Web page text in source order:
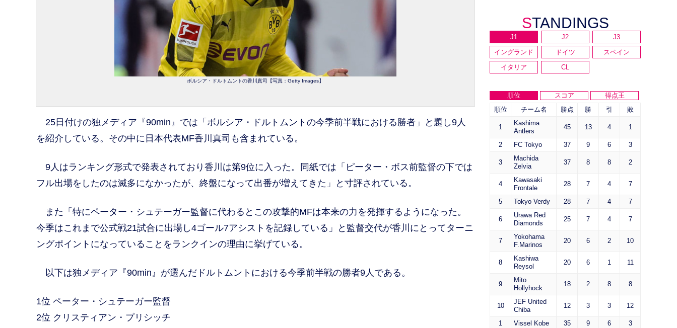
ボルシア・ドルトムントの香川真司【写真：Getty Images】
25日付けの独メディア『90min』では「ボルシア・ドルトムントの今季前半戦における勝者」と題し9人
を紹介している。その中に日本代表MF香川真司も含まれている。
9人はランキング形式で発表されており香川は第9位に入った。同紙では「ピーター・ボス前監督の下では
フル出場をしたのは滅多になかったが、終盤になって出番が増えてきた」と寸評されている。
また「特にペーター・シュテーガー監督に代わるとこの攻撃的MFは本来の力を発揮するようになった。
今季はこれまで公式戦21試合に出場し4ゴール7アシストを記録している」と監督交代が香川にとってターニ
ングポイントになっていることをランクインの理由に挙げている。
以下は独メディア『90min』が選んだドルトムントにおける今季前半戦の勝者9人である。
1位 ペーター・シュテーガー監督
2位 クリスティアン・プリシッチ
STANDINGS
J1 J2
J3
イングランド
ドイツ
スペイン
イタリア
CL
順位 スコア
得点王
順位
チーム名 勝点 勝 引 敗
1
Kashima
Antlers
45 13 4 1
2 FC Tokyo 37 9 6 3
3
Machida
Zelvia
37 8 8 2
4
Kawasaki
Frontale
28 7 4 7
5 Tokyo Verdy 28 7 4 7
6
Urawa Red
Diamonds
25 7 4 7
7
Yokohama
F.Marinos
20 6 2 10
8
Kashiwa
Reysol
20 6 1 11
9
Mito
Hollyhock
18 2 8 8
10
JEF United
Chiba
12 3 3 12
1 Vissel Kobe 35 9 6 3